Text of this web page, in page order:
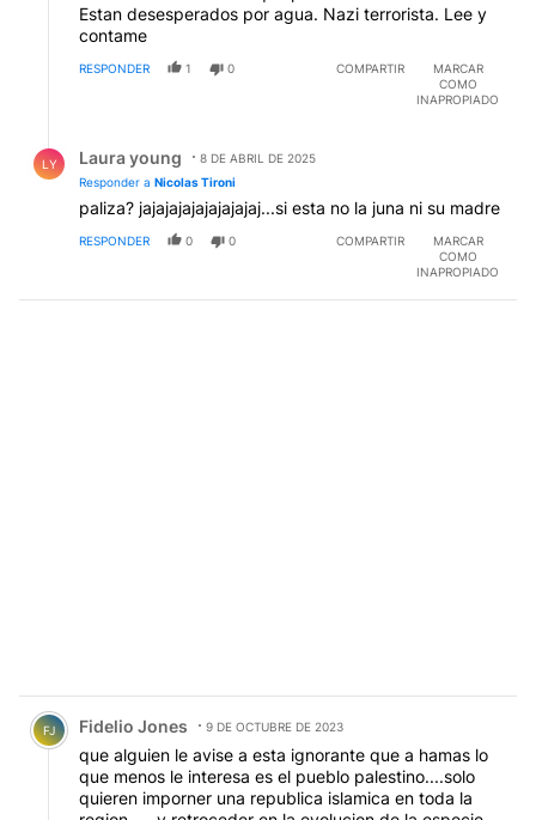
Estan desesperados por agua. Nazi terrorista. Lee y
contame
RESPONDER 1 0 COMPARTIR
MARCAR
COMO
INAPROPIADO
LY Laura young
8 DE ABRIL DE 2025
Responder a Nicolas Tironi
paliza? jajajajajajajajajaj...si esta no la juna ni su madre
RESPONDER 0 0 COMPARTIR
MARCAR
COMO
INAPROPIADO
Comentario de Fidelio Jones.
FJ Fidelio Jones 9 DE OCTUBRE DE 2023
que alguien le avise a esta ignorante que a hamas lo
que menos le interesa es el pueblo palestino....solo
quieren imporner una republica islamica en toda la